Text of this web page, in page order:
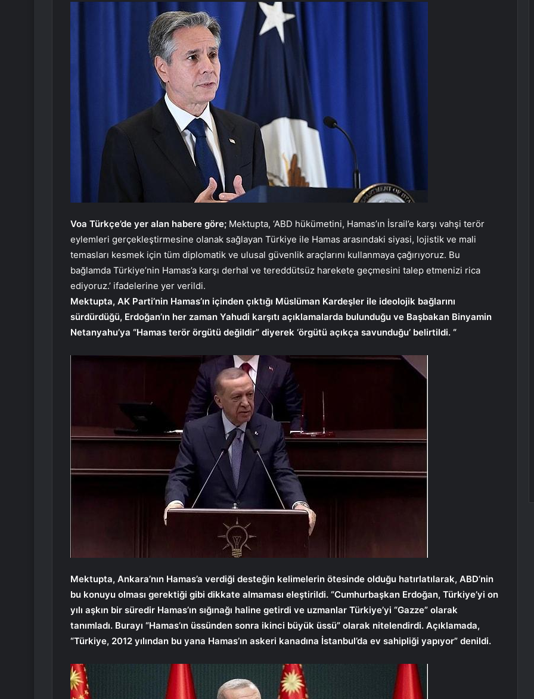
Voa Türkçe’de yer alan habere göre; Mektupta, ‘ABD hükümetini, Hamas’ın İsrail’e karşı vahşi terör
eylemleri gerçekleştirmesine olanak sağlayan Türkiye ile Hamas arasındaki siyasi, lojistik ve mali
temasları kesmek için tüm diplomatik ve ulusal güvenlik araçlarını kullanmaya çağırıyoruz. Bu
bağlamda Türkiye’nin Hamas’a karşı derhal ve tereddütsüz harekete geçmesini talep etmenizi rica
ediyoruz.’ ifadelerine yer verildi.
Mektupta, AK Parti’nin Hamas’ın içinden çıktığı Müslüman Kardeşler ile ideolojik bağlarını
sürdürdüğü, Erdoğan’ın her zaman Yahudi karşıtı açıklamalarda bulunduğu ve Başbakan Binyamin
Netanyahu’ya “Hamas terör örgütü değildir” diyerek ‘örgütü açıkça savunduğu’ belirtildi. “
Mektupta, Ankara’nın Hamas’a verdiği desteğin kelimelerin ötesinde olduğu hatırlatılarak, ABD’nin
bu konuyu olması gerektiği gibi dikkate almaması eleştirildi. “Cumhurbaşkan Erdoğan, Türkiye’yi on
yılı aşkın bir süredir Hamas’ın sığınağı haline getirdi ve uzmanlar Türkiye’yi “Gazze” olarak
tanımladı. Burayı “Hamas’ın üssünden sonra ikinci büyük üssü” olarak nitelendirdi. Açıklamada,
“Türkiye, 2012 yılından bu yana Hamas’ın askeri kanadına İstanbul’da ev sahipliği yapıyor” denildi.